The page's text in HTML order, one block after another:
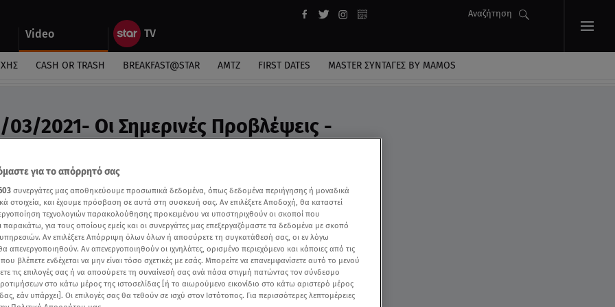
Video
Αναζήτηση
CASH OR TRASH BREAKFAST@STAR ΑΜΤΖ FIRST DATES MASTER ΣΥΝΤΑΓΈΣ BY MAMOS
03/2021- Οι Σημερινές Προβλέψεις -
Άσης Μπήλιου «Στη Φωλιά των Κου Κου»
για το απόρρητό σας
συνεργάτες μας αποθηκεύουμε προσωπικά δεδομένα, όπως δεδομένα περιήγησης ή μοναδικά
στοιχεία, και έχουμε πρόσβαση σε αυτά στη συσκευή σας. Αν επιλέξετε Αποδοχή, θα καταστεί
τεχνολογιών παρακολούθησης προκειμένου να υποστηριχθούν οι σκοποί που
παρακάτω, για τους οποίους εμείς και οι συνεργάτες μας επεξεργαζόμαστε τα δεδομένα με σκοπό
Αν επιλέξετε Απόρριψη όλων όλων ή αποσύρετε τη συγκατάθεσή σας, οι εν λόγω
απενεργοποιηθούν. Αν απενεργοποιηθούν οι ιχνηλάτες, ορισμένο περιεχόμενο και κάποιες από τις
βλέπετε ενδέχεται να μην είναι τόσο σχετικές με εσάς. Μπορείτε να επανεμφανίσετε αυτό το μενού
τις επιλογές σας ή να αποσύρετε τη συναίνεσή σας ανά πάσα στιγμή πατώντας τον σύνδεσμο
στο κάτω μέρος της ιστοσελίδας [ή το αιωρούμενο εικονίδιο στο κάτω αριστερό μέρος
εάν υπάρχει]. Οι επιλογές σας θα τεθούν σε ισχύ στον Ιστότοπος. Για περισσότερες λεπτομέρειες